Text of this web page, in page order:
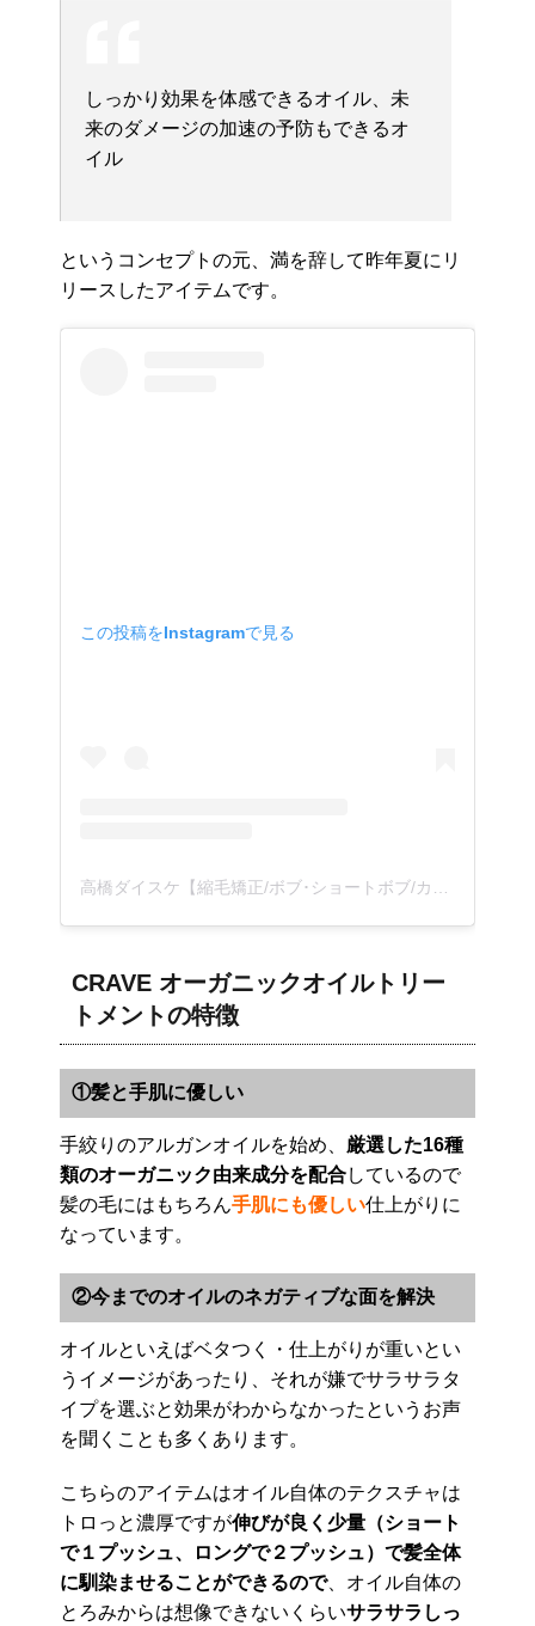
しっかり効果を体感できるオイル、未
来のダメージの加速の予防もできるオ
イル
というコンセプトの元、満を辞して昨年夏にリ
リースしたアイテムです。
この投稿をInstagramで見る
高橋ダイスケ【縮毛矯正/ボブ･ショートボブ/カレー美容師
CRAVE オーガニックオイルトリー
トメントの特徴
①髪と手肌に優しい
手絞りのアルガンオイルを始め、 厳選した16種
類のオーガニック由来成分を配合しているので
髪の毛にはもちろん手肌にも優しい仕上がりに
なっています。
②今までのオイルのネガティブな面を解決
オイルといえばベタつく・仕上がりが重いとい
うイメージがあったり、それが嫌でサラサラタ
イプを選ぶと効果がわからなかったというお声
を聞くことも多くあります。
こちらのアイテムはオイル自体のテクスチャは
トロっと濃厚ですが伸びが良く少量（ショート
で１プッシュ、ロングで２プッシュ）で髪全体
に馴染ませることができるので、オイル自体の
とろみからは想像できないくらいサラサラしっ